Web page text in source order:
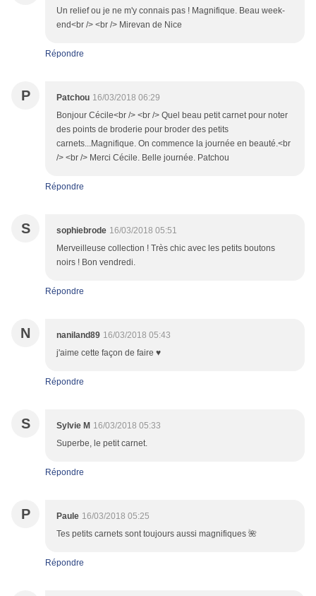
Un relief ou je ne m'y connais pas ! Magnifique. Beau week-
end<br /> <br /> Mirevan de Nice
Répondre
P Patchou 16/03/2018 06:29
Bonjour Cécile<br /> <br /> Quel beau petit carnet pour noter
des points de broderie pour broder des petits
carnets...Magnifique. On commence la journée en beauté.<br
/> <br /> Merci Cécile. Belle journée. Patchou
Répondre
S sophiebrode 16/03/2018 05:51
Merveilleuse collection ! Très chic avec les petits boutons
noirs ! Bon vendredi.
Répondre
N naniland89 16/03/2018 05:43
j'aime cette façon de faire ♥
Répondre
S Sylvie M 16/03/2018 05:33
Superbe, le petit carnet.
Répondre
P Paule 16/03/2018 05:25
Tes petits carnets sont toujours aussi magnifiques 🌺
Répondre